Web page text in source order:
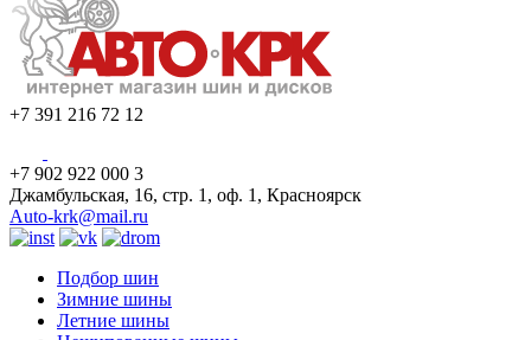
+7 391 216 72 12
+7 902 922 000 3
Джамбульская, 16, стр. 1, оф. 1, Красноярск
Auto-krk@mail.ru
Подбор шин
Зимние шины
Летние шины